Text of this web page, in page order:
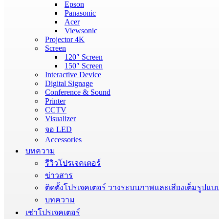
Epson
Panasonic
Acer
Viewsonic
Projector 4K
Screen
120″ Screen
150″ Screen
Interactive Device
Digital Signage
Conference & Sound
Printer
CCTV
Visualizer
จอ LED
Accessories
บทความ
รีวิวโปรเจคเตอร์
ข่าวสาร
ติดตั้งโปรเจคเตอร์ วางระบบภาพและเสียงเต็มรูปแบ
บทความ
เช่าโปรเจคเตอร์